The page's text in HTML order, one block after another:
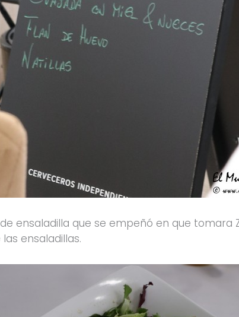
ensaladilla que se empeñó en que tomara
ensaladillas.